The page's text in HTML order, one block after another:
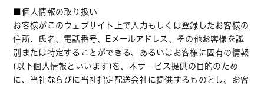
■個人情報の取り扱い
お客様がこのウェブサイト上で入力もしくは登録したお客様の
住所、氏名、電話番号、Eメールアドレス、その他お客様を識
別または特定することができる、あるいはお客様に固有の情報
(以下個人情報といいます)を、本サービス提供の目的のため
に、当社ならびに当社指定配送会社に提供するものとし、お客